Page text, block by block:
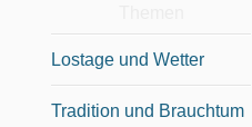
Lostage und Wetter
Tradition und Brauchtum